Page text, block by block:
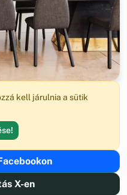
kell járulnia a sütik
X-en